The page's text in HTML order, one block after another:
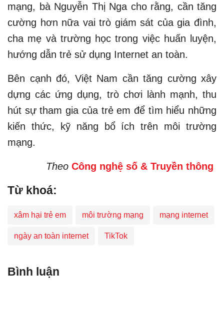
mạng, bà Nguyễn Thị Nga cho rằng, cần tăng
cường hơn nữa vai trò giám sát của gia đình,
cha mẹ và trường học trong việc huấn luyện,
hướng dẫn trẻ sử dụng Internet an toàn.
Bên cạnh đó, Việt Nam cần tăng cường xây
dựng các ứng dụng, trò chơi lành mạnh, thu
hút sự tham gia của trẻ em để tìm hiểu những
kiến thức, kỹ năng bổ ích trên môi trường
mạng.
Theo Công nghệ số & Truyền thông
Từ khoá:
xâm hại trẻ em môi trường mạng mạng internet
ngày an toàn internet TikTok
Bình luận